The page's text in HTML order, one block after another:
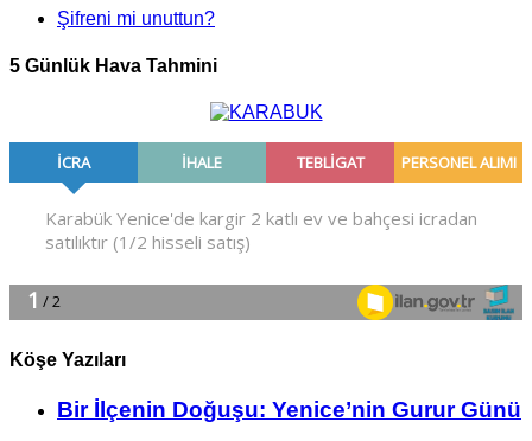
Şifreni mi unuttun?
5 Günlük Hava Tahmini
Köşe Yazıları
Bir İlçe­nin Do­ğu­şu: Ye­ni­ce’nin Gurur Günü